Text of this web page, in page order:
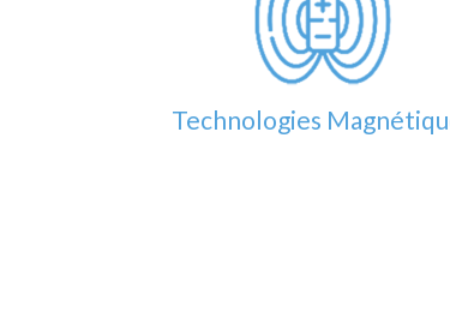
Technologies